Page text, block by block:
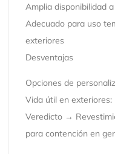
Amplia disponibilidad
Adecuado para uso
exteriores
Desventajas
Opciones de
Vida útil en exteriores:
Veredicto →
para contención en